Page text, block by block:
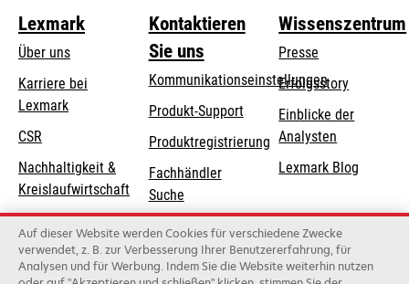
Lexmark
Über uns
Karriere bei
Lexmark
CSR
Nachhaltigkeit &
Kreislaufwirtschaft
Lexmark-Partner
Kontaktieren
Sie uns
Kommunikationseinstellungen
wird
in
einer
neuen
Registerkarte
geöffnet
Produkt-Supportwird
einer
neuen
geöffnet
Produktregistrierung
Fachhändler
Suche
Lexmark
Distributoren
Wissenszentrum
Presse
Erfolgsstory
Einblicke der
Analysten
Lexmark Blog
Auf dieser Website werden Cookies für verschiedene Zwecke
verwendet, z. B. zur Verbesserung Ihrer Benutzererfahrung, für
Analysen und für Werbung. Indem Sie die Website weiterhin nutzen